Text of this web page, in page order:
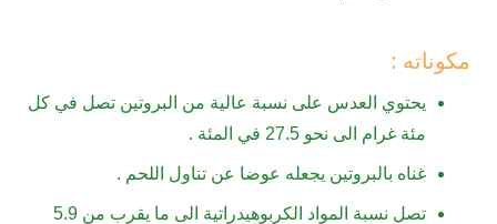
مكوناته :
يحتوي العدس على نسبة عالية من البروتين تصل في كل
مئة غرام الى نحو 27.5 في المئة .
غناه بالبروتين يجعله عوضا عن تناول اللحم .
تصل نسبة المواد الكربوهيدراتية الى ما يقرب من 5.9